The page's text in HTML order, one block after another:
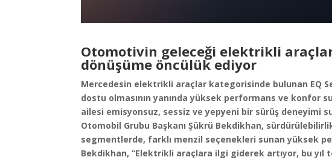
Otomotivin geleceği elektrikli
dönüşüme öncülük ediyor
Mercedesin elektrikli araçlar kategorisinde bulunan EQ
dostu olmasının yanında yüksek performans ve konfor
ailesi emisyonsuz, sessiz ve yepyeni bir sürüş deneyimi
Otomobil Grubu Başkanı Şükrü Bekdikhan,
segmentlerde, farklı menzil seçenekleri sunan yüksek
Bekdikhan, “Elektrikli araçlara ilgi giderek artıyor, bu yıl